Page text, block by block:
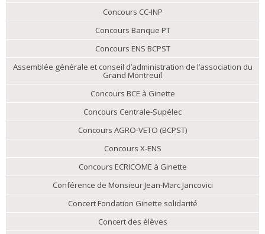
Concours CC-INP
Concours Banque PT
Concours ENS BCPST
Assemblée générale et conseil d’administration de l’association du
Grand Montreuil
Concours BCE à Ginette
Concours Centrale-Supélec
Concours AGRO-VETO (BCPST)
Concours X-ENS
Concours ECRICOME à Ginette
Conférence de Monsieur Jean-Marc Jancovici
Concert Fondation Ginette solidarité
Concert des élèves